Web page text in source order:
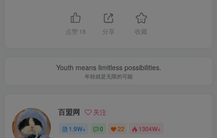
点赞 18 分享 收藏
Youth means limitless possibilities.
年轻就是无限的可能
百盟网 关注
1.9W+ 0 22 1304W+